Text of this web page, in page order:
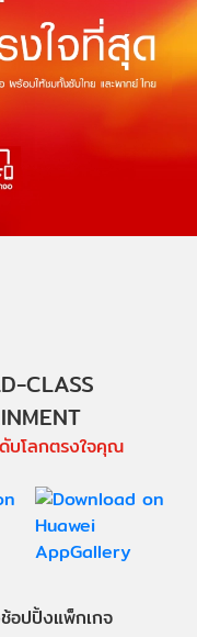
CLASS
บโลกตรงใจคุณ
ช้อปปิ้งแพ็กเกจ